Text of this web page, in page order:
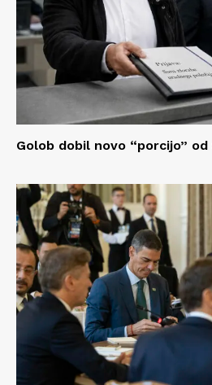
Golob dobil novo “porcijo” od